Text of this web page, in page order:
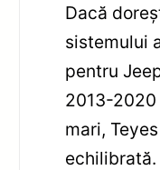
Dacă
sistemului
pentru
2013-
mari,